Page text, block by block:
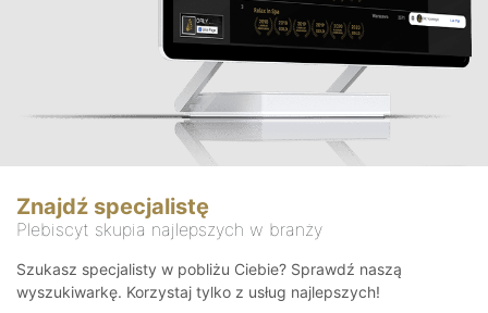
Znajdź specjalistę
Plebiscyt skupia najlepszych w branży
Szukasz specjalisty w pobliżu Ciebie? Sprawdź naszą
wyszukiwarkę. Korzystaj tylko z usług najlepszych!